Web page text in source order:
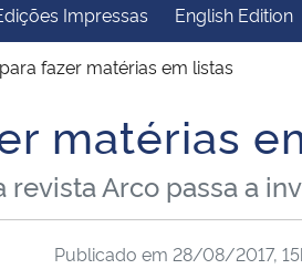
Ministério do
Desenvolvimento Regional
Advocacia-Geral da União Banco
Impressas English Edition
fazer matérias em listas
matérias
Arco passa a
Publicado em 28/08/2017,